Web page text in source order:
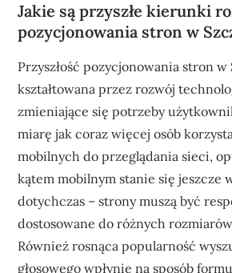
Jakie są przyszłe kierunki
pozycjonowania stron w
Przyszłość pozycjonowania stron
kształtowana przez rozwój
zmieniające się potrzeby
miarę jak coraz więcej osób
mobilnych do przeglądania sieci,
kątem mobilnym stanie się jeszcze
dotychczas – strony muszą być
dostosowane do różnych
Również rosnąca popularność
głosowego wpłynie na sposób